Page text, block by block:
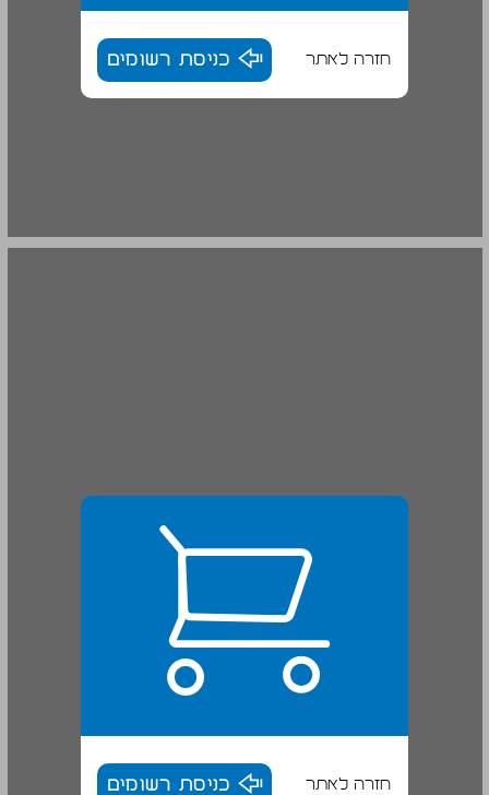
חזרה לאתר כניסת רשומים
ד. המסגרת התאורטית לניתוח מקרי המבחן ... 20
חזרה לאתר כניסת רשומים